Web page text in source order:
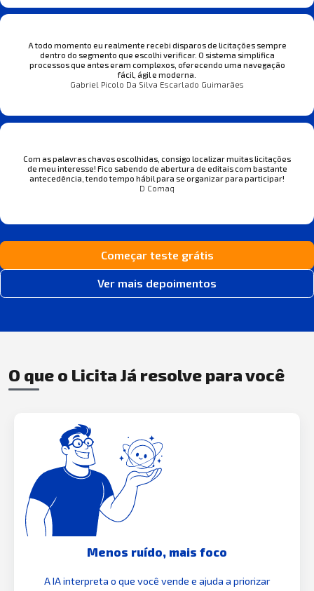
A todo momento eu realmente recebi disparos de licitações sempre
dentro do segmento que escolhi verificar. O sistema simplifica
processos que antes eram complexos, oferecendo uma navegação
fácil, ágil e moderna.
Gabriel Picolo Da Silva Escarlado Guimarães
Com as palavras chaves escolhidas, consigo localizar muitas licitações
de meu interesse! Fico sabendo de abertura de editais com bastante
antecedência, tendo tempo hábil para se organizar para participar!
D Comaq
Começar teste grátis
Ver mais depoimentos
O que o Licita Já resolve para você
Menos ruído, mais foco
A IA interpreta o que você vende e ajuda a priorizar